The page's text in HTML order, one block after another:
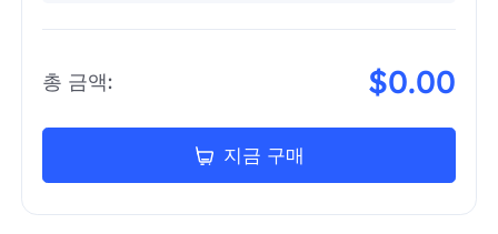
총 금액: $0.00
지금 구매